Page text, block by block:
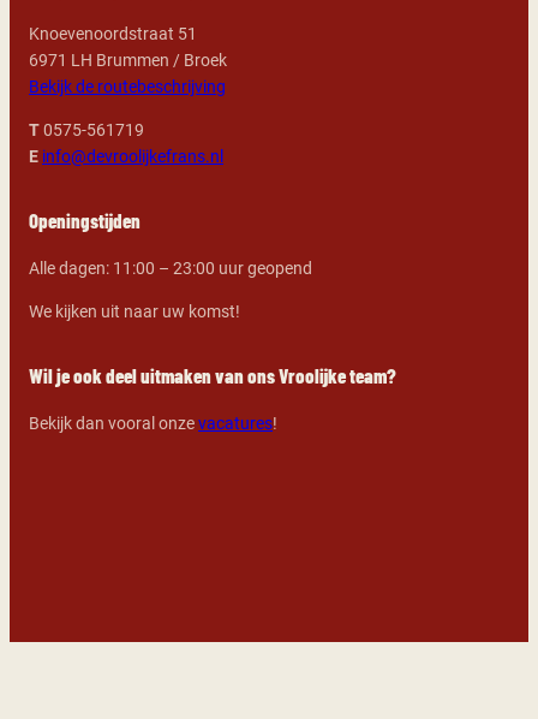
Knoevenoordstraat 51
6971 LH Brummen / Broek
Bekijk de routebeschrijving
T0575-561719
E info@devroolijkefrans.nl
Openingstijden
Alle dagen: 11:00 – 23:00 uur geopend
We kijken uit naar uw komst!
Wil je ook deel uitmaken van ons Vroolijke team?
Bekijk dan vooral onzevacatures!